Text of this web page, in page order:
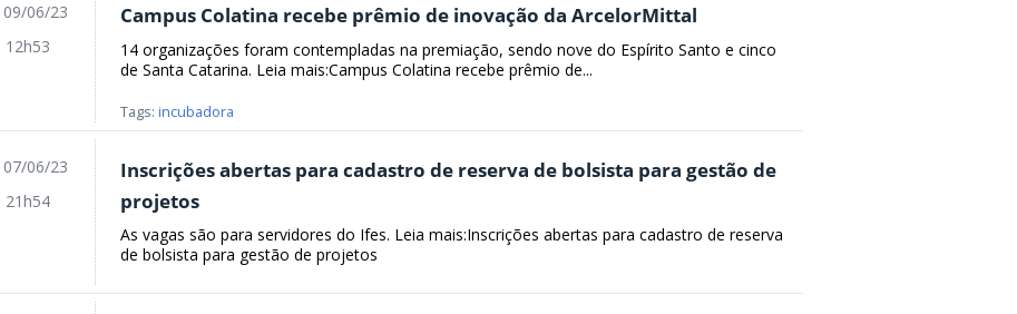
Campus Colatina recebe prêmio de inovação da ArcelorMittal
14 organizações foram contempladas na premiação, sendo nove do Espírito Santo e cinco
de Santa Catarina. Leia mais:Campus Colatina recebe prêmio de...
Tags:incubadora
09/06/23
12h53
Inscrições abertas para cadastro de reserva de bolsista para gestão de
projetos
As vagas são para servidores do Ifes. Leia mais:Inscrições abertas para cadastro de reserva
de bolsista para gestão de projetos
07/06/23
21h54